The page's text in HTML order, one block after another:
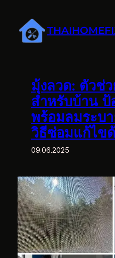
เนื้อหา
มุ้งลวด: ตัวช่
สำหรับบ้าน ป้
พร้อมลมระบ
วิธีซ่อมแก้ไข
09.06.2025